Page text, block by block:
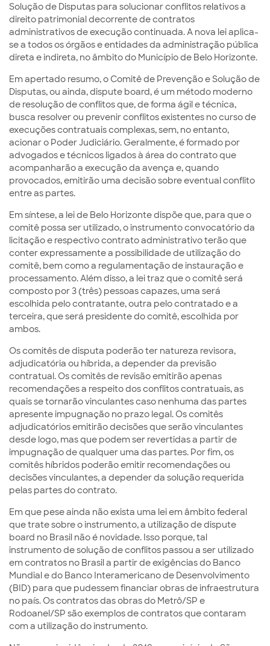
Solução de Disputas para solucionar conflitos relativos a
direito patrimonial decorrente de contratos
administrativos de execução continuada. A nova lei aplica-
se a todos os órgãos e entidades da administração pública
direta e indireta, no âmbito do Município de Belo Horizonte.
Em apertado resumo, o Comitê de Prevenção e Solução de
Disputas, ou ainda, dispute board, é um método moderno
de resolução de conflitos que, de forma ágil e técnica,
busca resolver ou prevenir conflitos existentes no curso de
execuções contratuais complexas, sem, no entanto,
acionar o Poder Judiciário. Geralmente, é formado por
advogados e técnicos ligados à área do contrato que
acompanharão a execução da avença e, quando
provocados, emitirão uma decisão sobre eventual conflito
entre as partes.
Em síntese, a lei de Belo Horizonte dispõe que, para que o
comitê possa ser utilizado, o instrumento convocatório da
licitação e respectivo contrato administrativo terão que
conter expressamente a possibilidade de utilização do
comitê, bem como a regulamentação de instauração e
processamento. Além disso, a lei traz que o comitê será
composto por 3 (três) pessoas capazes, uma será
escolhida pelo contratante, outra pelo contratado e a
terceira, que será presidente do comitê, escolhida por
ambos.
Os comitês de disputa poderão ter natureza revisora,
adjudicatória ou híbrida, a depender da previsão
contratual. Os comitês de revisão emitirão apenas
recomendações a respeito dos conflitos contratuais, as
quais se tornarão vinculantes caso nenhuma das partes
apresente impugnação no prazo legal. Os comitês
adjudicatórios emitirão decisões que serão vinculantes
desde logo, mas que podem ser revertidas a partir de
impugnação de qualquer uma das partes. Por fim, os
comitês híbridos poderão emitir recomendações ou
decisões vinculantes, a depender da solução requerida
pelas partes do contrato.
Em que pese ainda não exista uma lei em âmbito federal
que trate sobre o instrumento, a utilização de dispute
board no Brasil não é novidade. Isso porque, tal
instrumento de solução de conflitos passou a ser utilizado
em contratos no Brasil a partir de exigências do Banco
Mundial e do Banco Interamericano de Desenvolvimento
(BID) para que pudessem financiar obras de infraestrutura
no país. Os contratos das obras do Metrô/SP e
Rodoanel/SP são exemplos de contratos que contaram
com a utilização do instrumento.